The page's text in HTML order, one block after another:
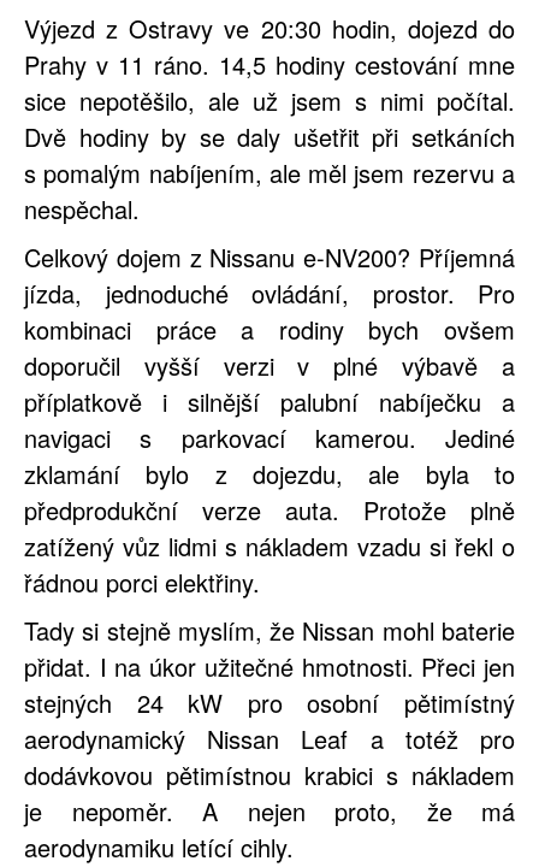
Výjezd z Ostravy ve 20:30 hodin, dojezd do
Prahy v 11 ráno. 14,5 hodiny cestování mne
sice nepotěšilo, ale už jsem s nimi počítal.
Dvě hodiny by se daly ušetřit při setkáních
s pomalým nabíjením, ale měl jsem rezervu a
nespěchal.
Celkový dojem z Nissanu e-NV200? Příjemná
jízda, jednoduché ovládání, prostor. Pro
kombinaci práce a rodiny bych ovšem
doporučil vyšší verzi v plné výbavě a
příplatkově i silnější palubní nabíječku a
navigaci s parkovací kamerou. Jediné
zklamání bylo z dojezdu, ale byla to
předprodukční verze auta. Protože plně
zatížený vůz lidmi s nákladem vzadu si řekl o
řádnou porci elektřiny.
Tady si stejně myslím, že Nissan mohl baterie
přidat. I na úkor užitečné hmotnosti. Přeci jen
stejných 24 kW pro osobní pětimístný
aerodynamický Nissan Leaf a totéž pro
dodávkovou pětimístnou krabici s nákladem
je nepoměr. A nejen proto, že má
aerodynamiku letící cihly.